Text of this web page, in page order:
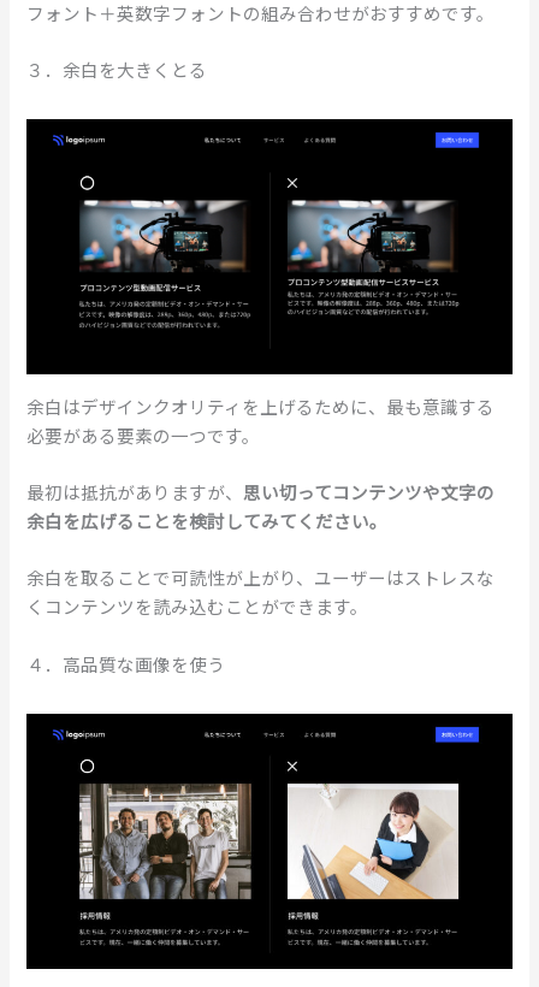
フォント＋英数字フォントの組み合わせがおすすめです。
３．余白を大きくとる
余白はデザインクオリティを上げるために、最も意識する
必要がある要素の一つです。
最初は抵抗がありますが、 思い切ってコンテンツや文字の
余白を広げることを検討してみてください。
余白を取ることで可読性が上がり、ユーザーはストレスな
くコンテンツを読み込むことができます。
４．高品質な画像を使う